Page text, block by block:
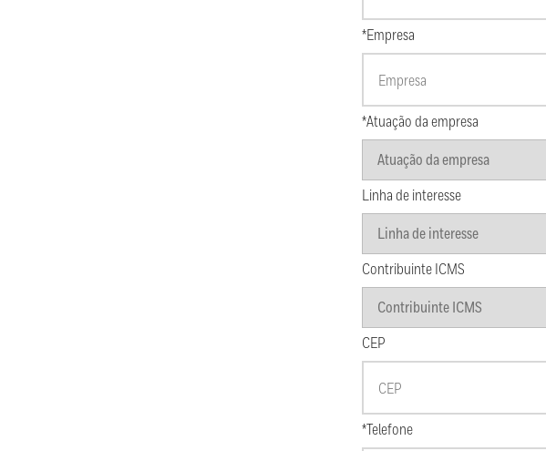
*Empresa
*Atuação da empresa
Linha de interesse
Contribuinte ICMS
CEP
*Telefone